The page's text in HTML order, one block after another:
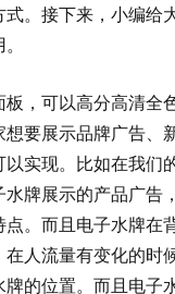
式。接下来，小编给
板，可以高分高清全
想要展示品牌广告、
以实现。比如在我们
牌展示的产品广告
。而且电子水牌在
人流量有变化的时
牌的位置。而且电子